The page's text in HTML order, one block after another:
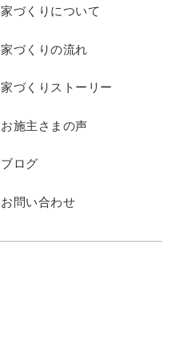
家づくりについて
家づくりの流れ
家づくりストーリー
お施主さまの声
ブログ
お問い合わせ